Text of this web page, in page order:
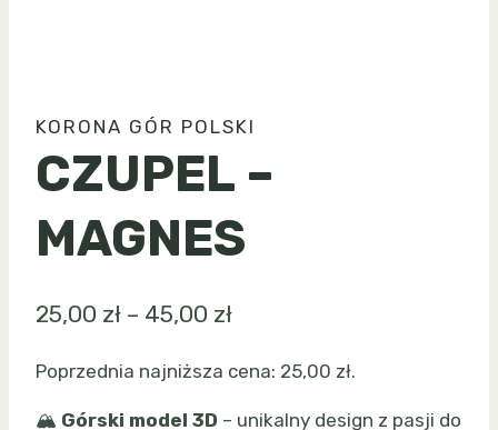
KORONA GÓR POLSKI
CZUPEL –
MAGNES
25,00 zł – 45,00 złZakres
Poprzednia najniższa cena: 25,00 zł.
🏔️ Górski model 3D – unikalny design z pasji do